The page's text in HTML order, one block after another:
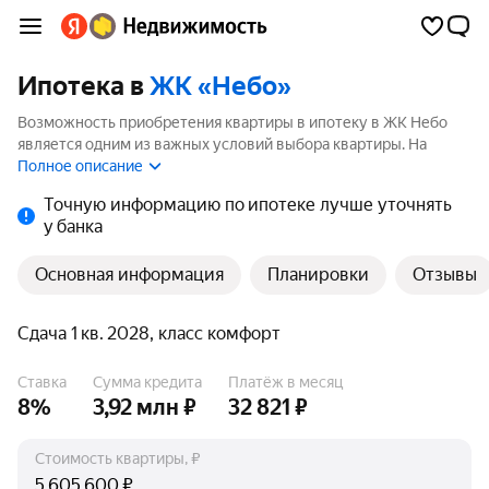
Ипотека вЖК «Небо»
Возможность приобретения квартиры в ипотеку в ЖК Небо
является одним из важных условий выбора квартиры. На
странице мы собрали программы кредитования банков для
Полное описание
Точную информацию по ипотеке лучше уточнять
у банка
Основная информация Планировки Отзывы
Сдача 1 кв. 2028, класс комфорт
Ставка
8%
Сумма кредита
3,92 млн ₽
Платёж в месяц
32 821 ₽
Стоимость квартиры, ₽
₽